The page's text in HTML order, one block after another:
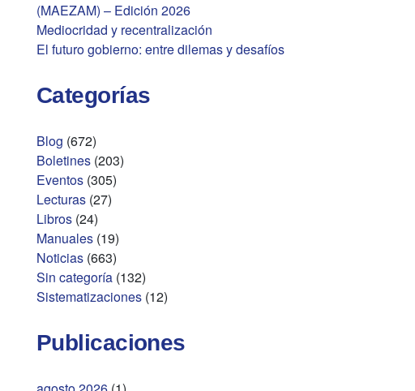
(MAEZAM) – Edición 2026
Mediocridad y recentralización
El futuro gobierno: entre dilemas y desafíos
Categorías
Blog (672)
Boletines (203)
Eventos (305)
Lecturas (27)
Libros (24)
Manuales (19)
Noticias (663)
Sin categoría (132)
Sistematizaciones (12)
Publicaciones